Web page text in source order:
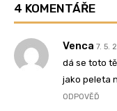
4 KOMENTÁŘE
Venca 7. 5.
dá se toto
jako peleta
ODPOVĚĎ